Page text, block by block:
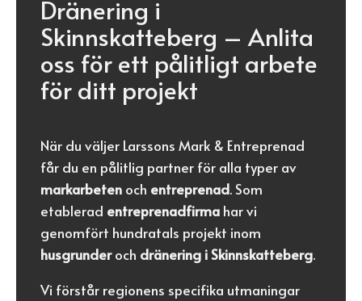
Dränering i
Skinnskatteberg – Anlita
oss för ett pålitligt arbete
för ditt projekt
När du väljer Larssons Mark & Entreprenad
får du en pålitlig partner för alla typer av
markarbeten och entreprenad. Som
etablerad entreprenadfirma har vi
genomfört hundratals projekt inom
husgrunderoch dränering i Skinnskatteberg.
Vi förstår regionens specifika utmaningar